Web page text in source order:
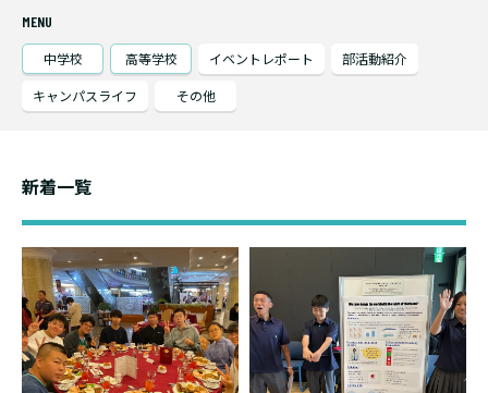
MENU
中学校
高等学校 イベントレポート
部活動紹介
キャンパスライフ
その他
新着一覧